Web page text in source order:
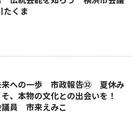
たくま
来への一歩 市政報告㉜ 夏休み
そ、本物の文化との出会いを！
議員 市来えみこ